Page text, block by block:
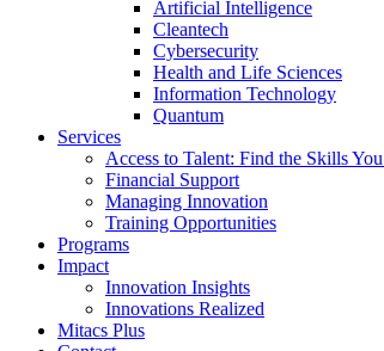
Artificial Intelligence
Cleantech
Cybersecurity
Health and Life Sciences
Information Technology
Quantum
Services
Access to Talent: Find the Skills
Financial Support
Managing Innovation
Training Opportunities
Programs
Impact
Innovation Insights
Innovations Realized
Mitacs Plus